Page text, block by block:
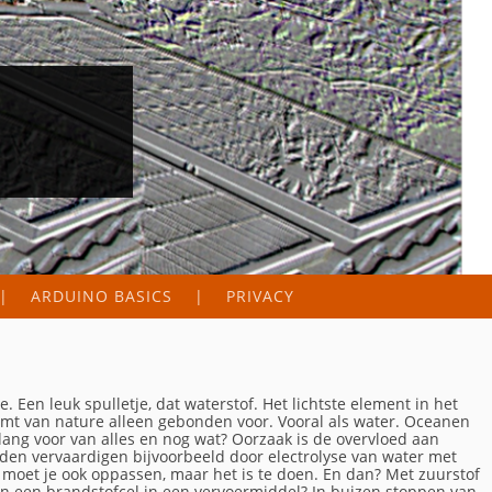
ARDUINO BASICS PRIVACY
Een leuk spulletje, dat waterstof. Het lichtste element in het
van nature alleen gebonden voor. Vooral als water. Oceanen
voor van alles en nog wat? Oorzaak is de overvloed aan
vervaardigen bijvoorbeeld door electrolyse van water met
je ook oppassen, maar het is te doen. En dan? Met zuurstof